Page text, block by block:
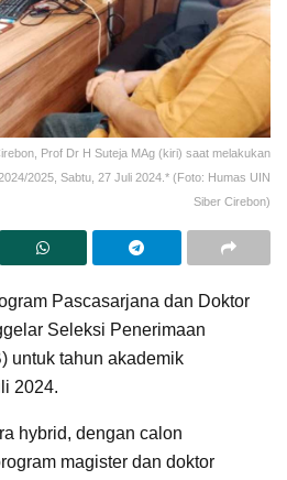
Prof Dr H Suteja MAg (kiri) saat melakukan
2025, Sabtu, 27 Juli 2024.* (Foto: Humas UIN
Siber Cirebon)
Pascasarjana dan Doktor
Seleksi Penerimaan
untuk tahun akademik
2024.
hybrid, dengan calon
magister dan doktor